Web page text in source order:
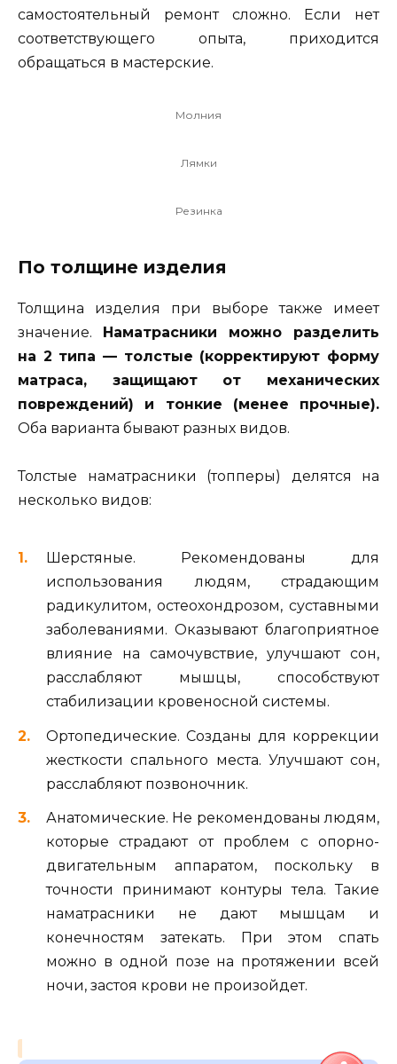
самостоятельный ремонт сложно. Если нет
соответствующего опыта, приходится
обращаться в мастерские.
Молния
Лямки
Резинка
По толщине изделия
Толщина изделия при выборе также имеет
значение. Наматрасники можно разделить
на 2 типа — толстые (корректируют форму
матраса, защищают от механических
повреждений) и тонкие (менее прочные).
Оба варианта бывают разных видов.
Толстые наматрасники (топперы) делятся на
несколько видов:
Шерстяные. Рекомендованы для
использования людям, страдающим
радикулитом, остеохондрозом, суставными
заболеваниями. Оказывают благоприятное
влияние на самочувствие, улучшают сон,
расслабляют мышцы, способствуют
стабилизации кровеносной системы.
Ортопедические. Созданы для коррекции
жесткости спального места. Улучшают сон,
расслабляют позвоночник.
Анатомические. Не рекомендованы людям,
которые страдают от проблем с опорно-
двигательным аппаратом, поскольку в
точности принимают контуры тела. Такие
наматрасники не дают мышцам и
конечностям затекать. При этом спать
можно в одной позе на протяжении всей
ночи, застоя крови не произойдет.